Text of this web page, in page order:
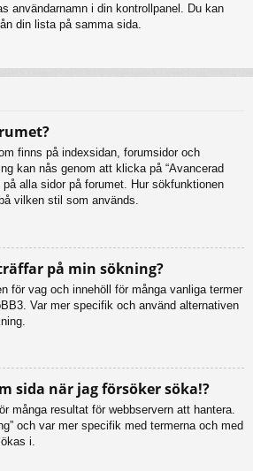
användarnamn i din kontrollpanel. Du kan
din lista på samma sida.
finns på indexsidan, forumsidor och
kan nås genom att klicka på “Avancerad
alla sidor på forumet. Hur sökfunktionen
vilken stil som används.
på min sökning?
för vag och innehöll för många vanliga termer
Var mer specifik och använd alternativen
sida när jag försöker söka!?
många resultat för webbservern att hantera.
och var mer specifik med termerna och med
i.